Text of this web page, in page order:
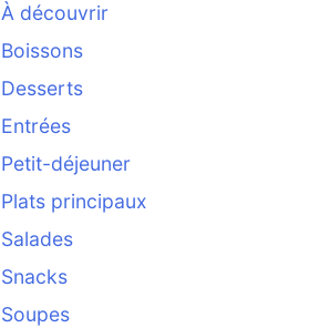
À découvrir
Boissons
Desserts
Entrées
Petit-déjeuner
Plats principaux
Salades
Snacks
Soupes